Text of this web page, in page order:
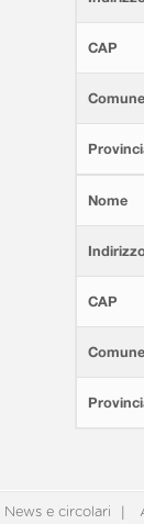
CAP
Comune
Nome
CAP
Comune
News e circolari